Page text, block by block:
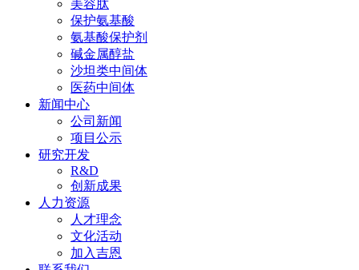
美容肽
保护氨基酸
氨基酸保护剂
碱金属醇盐
沙坦类中间体
医药中间体
新闻中心
公司新闻
项目公示
研究开发
R&D
创新成果
人力资源
人才理念
文化活动
加入吉恩